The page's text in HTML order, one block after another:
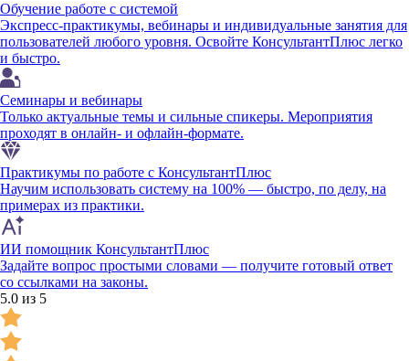
Обучение работе с системой
Экспресс-практикумы, вебинары и индивидуальные занятия для
пользователей любого уровня. Освойте КонсультантПлюс легко
и быстро.
Семинары и вебинары
Только актуальные темы и сильные спикеры. Мероприятия
проходят в онлайн- и офлайн-формате.
Практикумы по работе с КонсультантПлюс
Научим использовать систему на 100% — быстро, по делу, на
примерах из практики.
ИИ помощник КонсультантПлюс
Задайте вопрос простыми словами — получите готовый ответ
со ссылками на законы.
5.0 из 5